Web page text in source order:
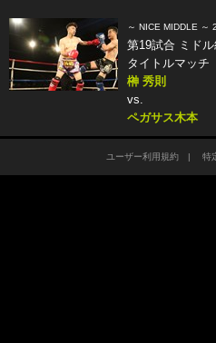
～ NICE MIDDLE ～
第19試合 ミドル
タイトルマッチ
榊 秀則
vs.
ペガサス木本
ユーザー利用規約| 特